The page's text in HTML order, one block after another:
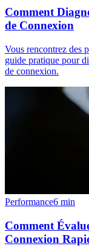
Comment
de Connexion
Vous rencontrez des
guide pratique pour
de connexion.
Performance6 min
Comment
Connexion